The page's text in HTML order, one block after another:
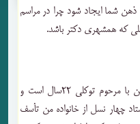
شما ایجاد شود چرا در مراسم
که همشهری دکتر باشد.
با مرحوم توکلی۲۲سال است و
چهار نسل از خانواده من تأسف